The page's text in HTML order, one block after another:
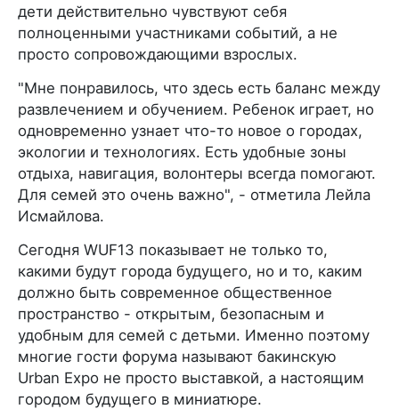
дети действительно чувствуют себя
полноценными участниками событий, а не
просто сопровождающими взрослых.
"Мне понравилось, что здесь есть баланс между
развлечением и обучением. Ребенок играет, но
одновременно узнает что-то новое о городах,
экологии и технологиях. Есть удобные зоны
отдыха, навигация, волонтеры всегда помогают.
Для семей это очень важно", - отметила Лейла
Исмайлова.
Сегодня WUF13 показывает не только то,
какими будут города будущего, но и то, каким
должно быть современное общественное
пространство - открытым, безопасным и
удобным для семей с детьми. Именно поэтому
многие гости форума называют бакинскую
Urban Expo не просто выставкой, а настоящим
городом будущего в миниатюре.